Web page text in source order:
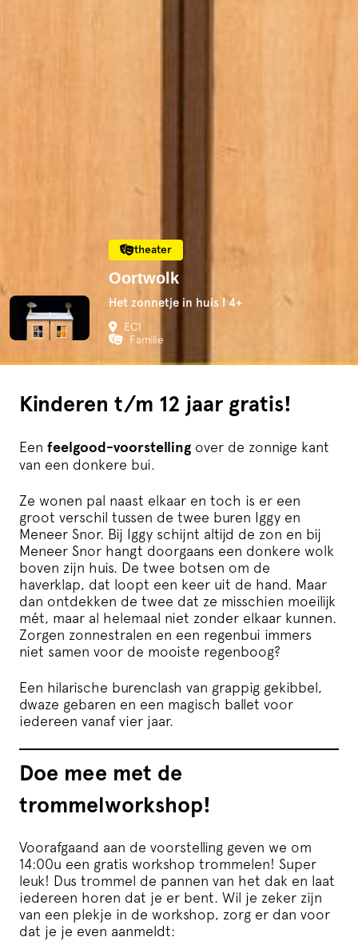
theater
Oortwolk
Het zonnetje in huis I 4+
ECI
Familie
Kinderen t/m 12 jaar gratis!
Een feelgood-voorstelling over de zonnige kant
van een donkere bui.
Ze wonen pal naast elkaar en toch is er een
groot verschil tussen de twee buren Iggy en
Meneer Snor. Bij Iggy schijnt altijd de zon en bij
Meneer Snor hangt doorgaans een donkere wolk
boven zijn huis. De twee botsen om de
haverklap, dat loopt een keer uit de hand. Maar
dan ontdekken de twee dat ze misschien moeilijk
mét, maar al helemaal niet zonder elkaar kunnen.
Zorgen zonnestralen en een regenbui immers
niet samen voor de mooiste regenboog?
Een hilarische burenclash van grappig gekibbel,
dwaze gebaren en een magisch ballet voor
iedereen vanaf vier jaar.
Doe mee met de
trommelworkshop!
Voorafgaand aan de voorstelling geven we om
14:00u een gratis workshop trommelen! Super
leuk! Dus trommel de pannen van het dak en laat
iedereen horen dat je er bent. Wil je zeker zijn
van een plekje in de workshop, zorg er dan voor
dat je je even aanmeldt: